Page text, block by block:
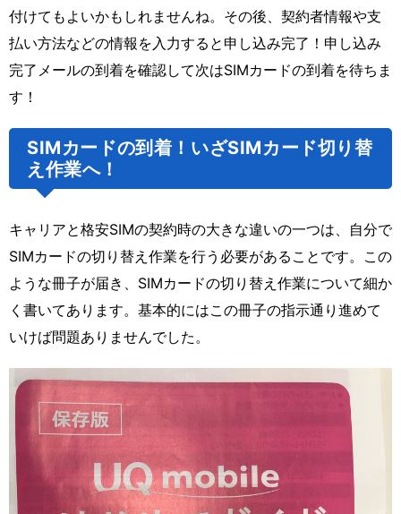
付けてもよいかもしれませんね。その後、契約者情報や支
払い方法などの情報を入力すると申し込み完了！申し込み
完了メールの到着を確認して次はSIMカードの到着を待ちま
す！
SIMカードの到着！いざSIMカード切り替
え作業へ！
キャリアと格安SIMの契約時の大きな違いの一つは、自分で
SIMカードの切り替え作業を行う必要があることです。この
ような冊子が届き、SIMカードの切り替え作業について細か
く書いてあります。基本的にはこの冊子の指示通り進めて
いけば問題ありませんでした。